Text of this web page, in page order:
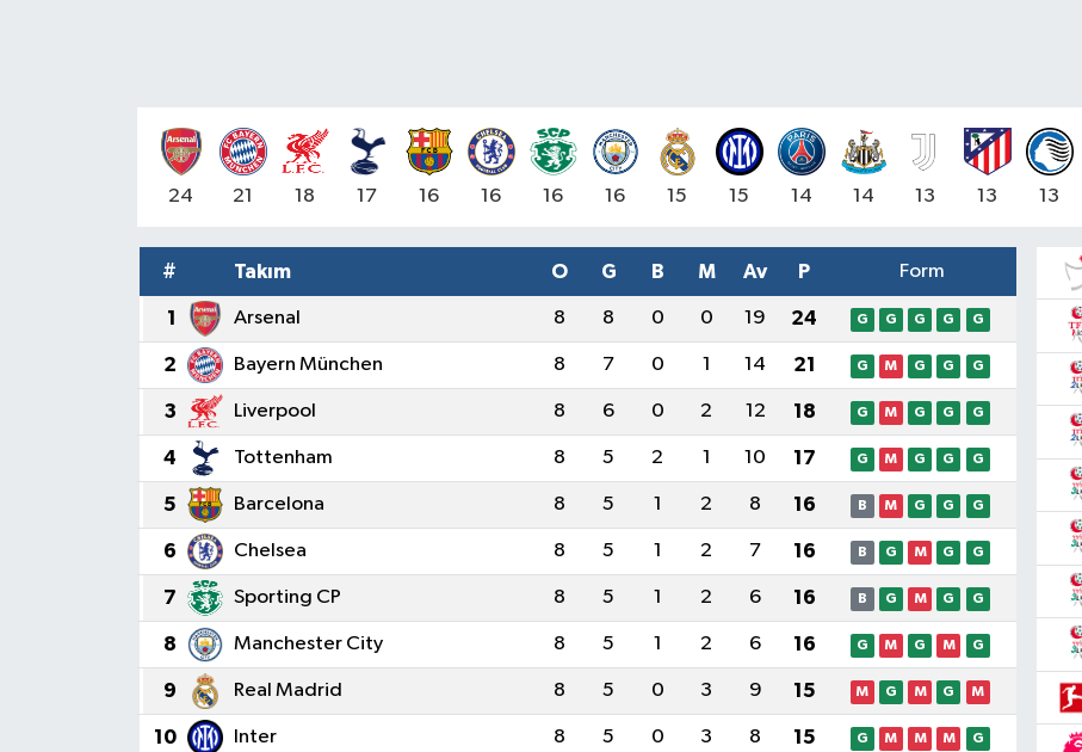
24 21 18 17 16 16 16 16 15 15 14 14 13 13 13
# Takım O G B M Av P Form
1 Arsenal 8 8 0 0 19 24 G G G G G
2 Bayern München 8 7 0 1 14 21 G M G G G
3 Liverpool 8 6 0 2 12 18 G M G G G
4 Tottenham 8 5 2 1 10 17 G M G G G
5 Barcelona 8 5 1 2 8 16 B M G G G
6 Chelsea 8 5 1 2 7 16 B G M G G
7 Sporting CP 8 5 1 2 6 16 B G M G G
8 Manchester City 8 5 1 2 6 16 G M G M G
9 Real Madrid 8 5 0 3 9 15 M G M G M
10 Inter 8 5 0 3 8 15 G M M M G